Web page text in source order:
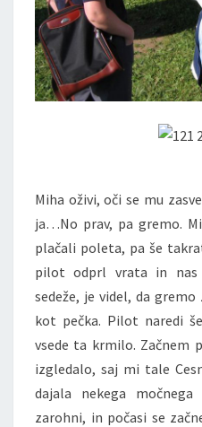
Miha oživi, oči se mu
ja…No prav, pa gremo.
plačali poleta, pa še
pilot odprl vrata in nas
sedeže, je videl, da
kot pečka. Pilot naredi
vsede ta krmilo. Začnem
izgledalo, saj mi tale
dajala nekega
zarohni, in počasi se